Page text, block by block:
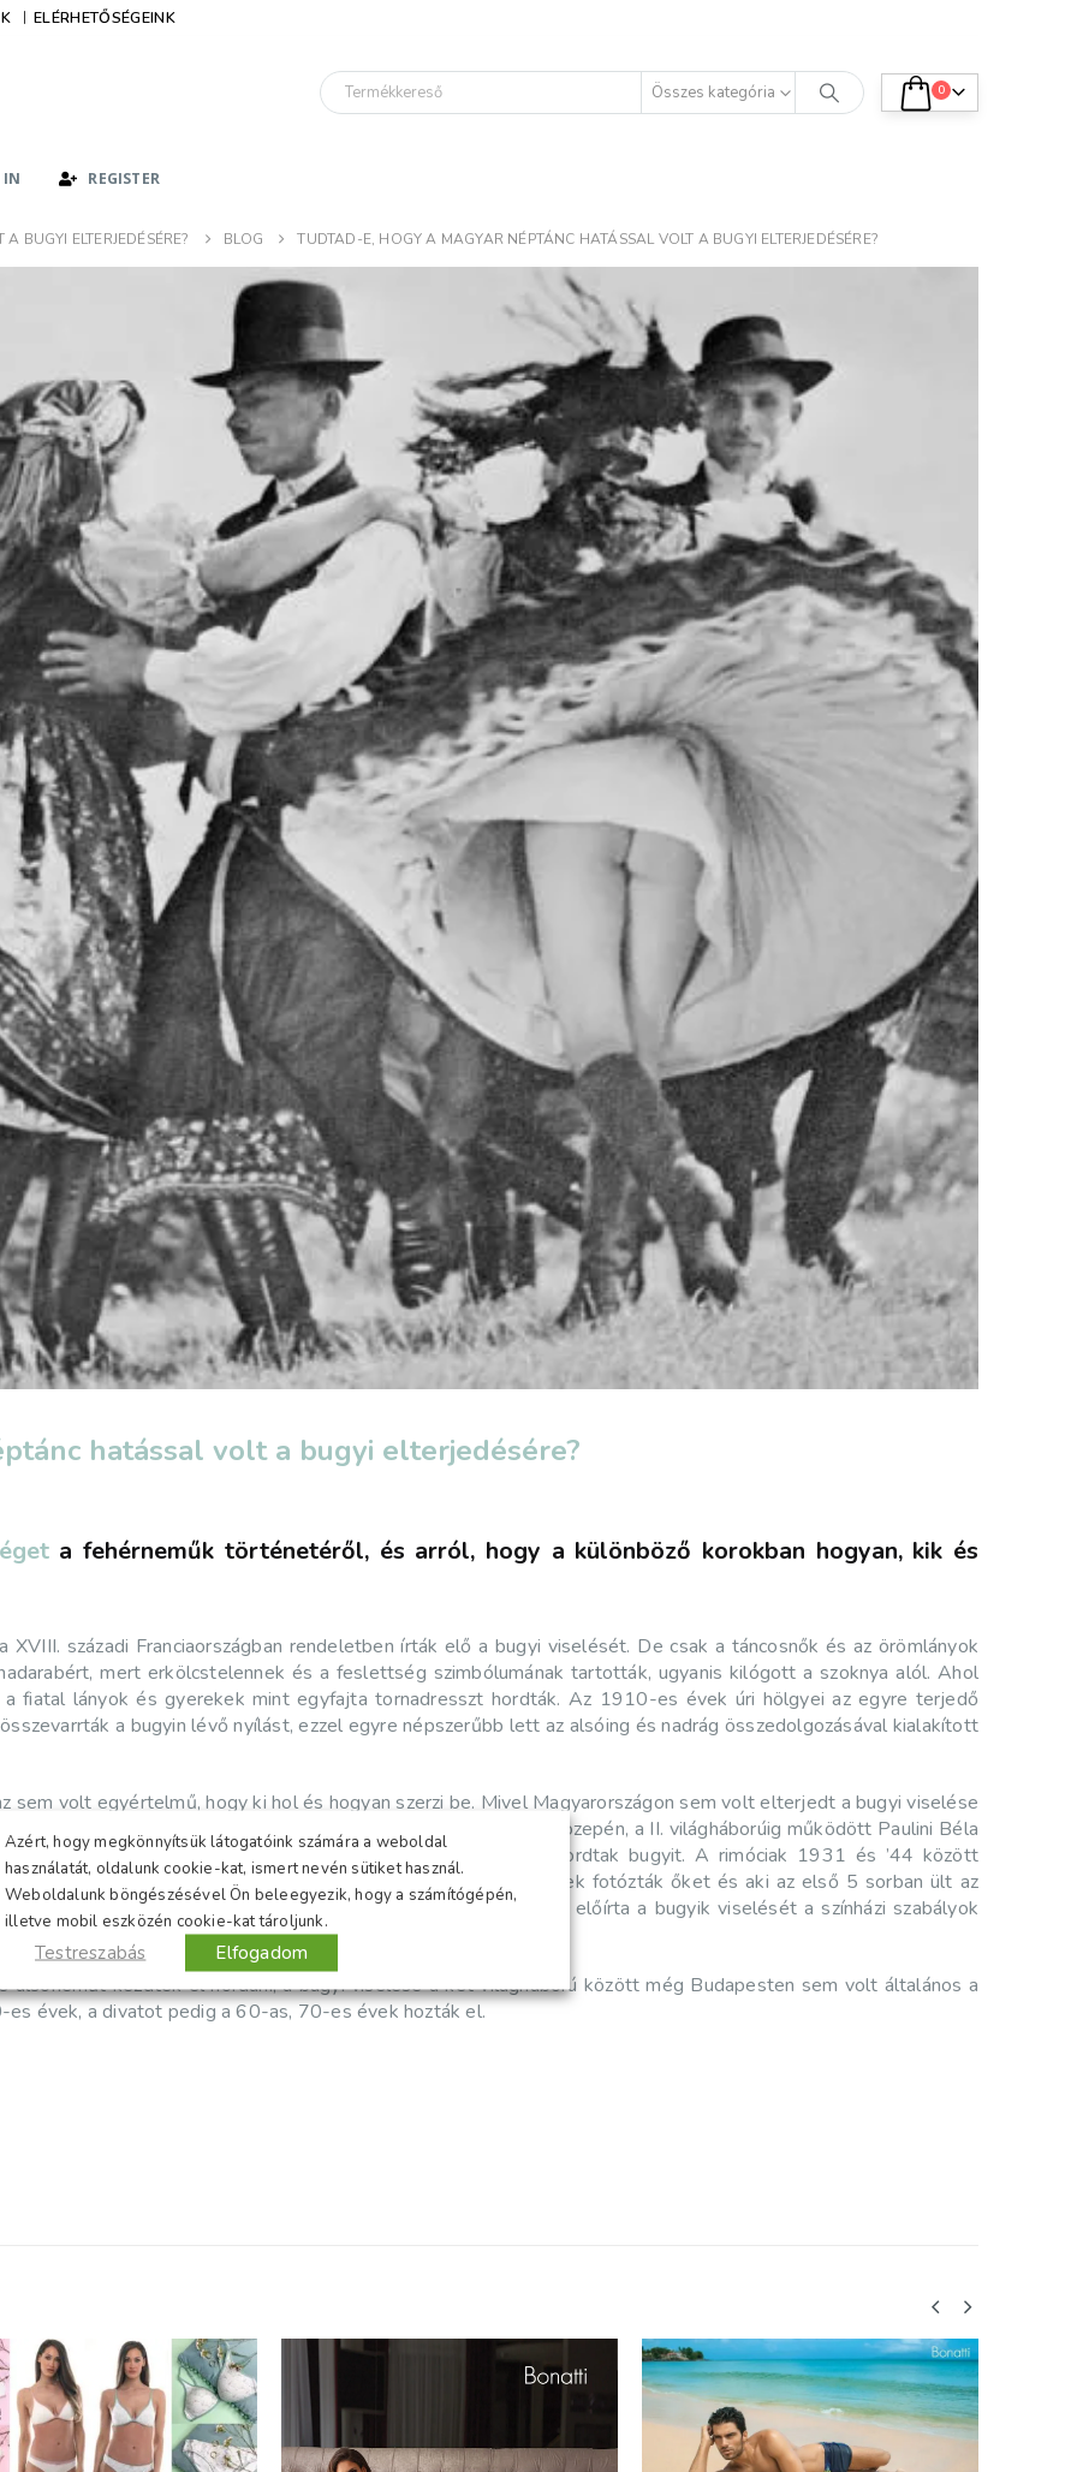
ELÉRHETŐSÉGEINK
Összes kategória 0
IN REGISTER
BUGYI ELTERJEDÉSÉRE? BLOG TUDTAD-E, HOGY A MAGYAR NÉPTÁNC HATÁSSAL VOLT A BUGYI ELTERJEDÉSÉRE?
hatással volt a bugyi elterjedésére?
a fehérneműk történetéről, és arról, hogy a különböző korokban hogyan, kik és
századi Franciaországban rendeletben írták elő a bugyi viselését. De csak a táncosnők és az örömlányok
mert erkölcstelennek és a feslettség szimbólumának tartották, ugyanis kilógott a szoknya alól. Ahol
fiatal lányok és gyerekek mint egyfajta tornadresszt hordták. Az 1910-es évek úri hölgyei az egyre terjedő
a bugyin lévő nyílást, ezzel egyre népszerűbb lett az alsóing és nadrág összedolgozásával kialakított
sem volt egyértelmű, hogy ki hol és hogyan szerzi be. Mivel Magyarországon sem volt elterjedt a bugyi viselése
csoport tagjai bugyi nélkül ropták a táncot. A XX. század közepén, a II. világháborúig működött Paulini Béla
Budapesten, Szent István hetében, akik még nem hordtak bugyit. A rimóciak 1931 és ’44 között
Városi Színházban. A fotó története szerint 1938-ban külföldiek fotózták őket és aki az első 5 sorban ült az
volt a magyarországi bugyik elterjedésére, mert Paulini előírta a bugyik viselését a színházi szabályok
alsóneműt kezdtek el hordani, a bugyi viselése a két világháború között még Budapesten sem volt általános a
évek, a divatot pedig a 60-as, 70-es évek hozták el.
Azért, hogy megkönnyítsük látogatóink számára a weboldal
használatát, oldalunk cookie-kat, ismert nevén sütiket használ.
Weboldalunk böngészésével Ön beleegyezik, hogy a számítógépén,
illetve mobil eszközén cookie-kat tároljunk.
Testreszabás Elfogadom